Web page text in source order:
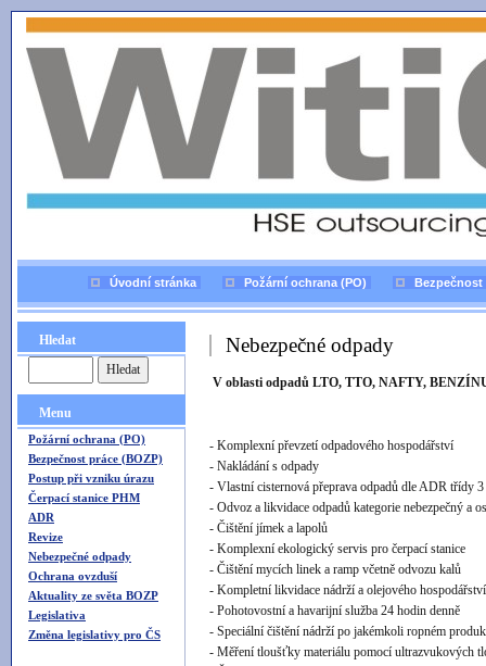
Úvodní stránka Požární ochrana (PO) Bezpečnost
Hledat
Menu
Požární ochrana (PO)
Bezpečnost práce (BOZP)
Postup při vzniku úrazu
Čerpací stanice PHM
ADR
Revize
Nebezpečné odpady
Ochrana ovzduší
Aktuality ze světa BOZP
Legislativa
Změna legislativy pro ČS
Nebezpečné odpady
V oblasti odpadů LTO, TTO, NAFTY,
- Komplexní převzetí odpadového hospodářství
- Nakládání s odpady
- Vlastní cisternová přeprava odpadů dle ADR třídy
- Odvoz a likvidace odpadů kategorie nebezpečný a
- Čištění jímek a lapolů
- Komplexní ekologický servis pro čerpací stanice
- Čištění mycích linek a ramp včetně odvozu kalů
- Kompletní likvidace nádrží a olejového
- Pohotovostní a havarijní služba 24 hodin denně
- Speciální čištění nádrží po jakémkoli ropném
- Měření tloušťky materiálu pomocí ultrazvukových